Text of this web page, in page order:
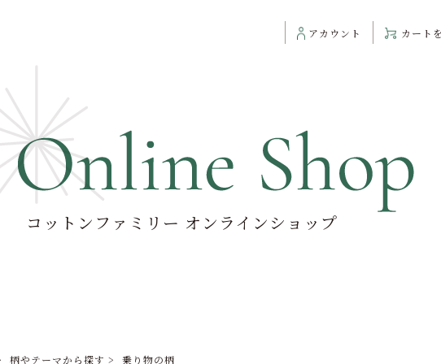
アカウント カート
コットンファミリー オンラインショップ
柄やテーマから探す > 乗り物の柄